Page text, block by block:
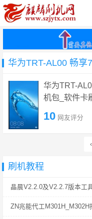
华为TRT-AL00 畅享
华为TRT-
机包_软件卡
10 网友评分
刷机教程
晶晨V2.2.0及V2.2.7版本工
ZN兆能代工M301H_M302H